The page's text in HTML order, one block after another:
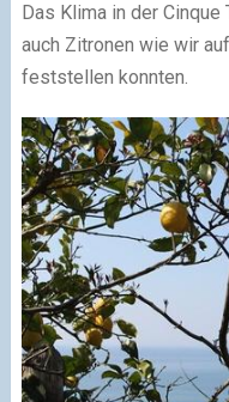
Das Klima in der
auch Zitronen wie wir
feststellen konnten.